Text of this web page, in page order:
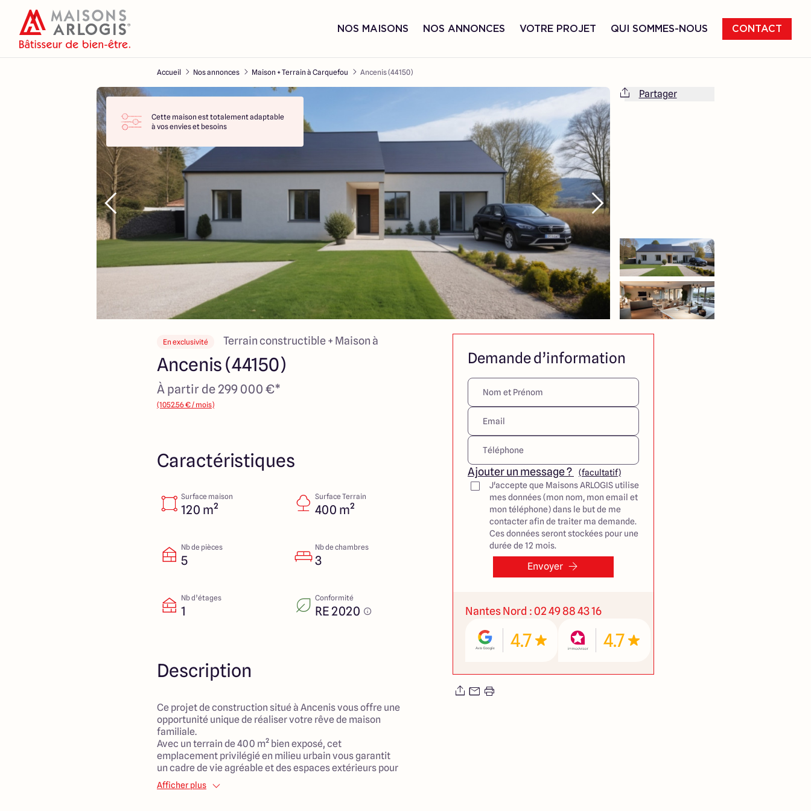
NOS MAISONS NOS ANNONCES VOTRE PROJET QUI SOMMES-NOUS CONTACT
Accueil Nos annonces Maison + Terrain à Carquefou Ancenis (44150)
Cette maison est totalement adaptable
à vos envies et besoins
Partager
En exclusivité Terrain constructible + Maison à
Ancenis (44150)
À partir de 299 000 €*
(1052.56 € / mois)
Caractéristiques
Surface maison
120 m²
Surface Terrain
400 m²
Nb de pièces
5
Nb de chambres
3
Nb d’étages
1
Conformité
RE 2020
Description
Ce projet de construction situé à Ancenis vous offre une
opportunité unique de réaliser votre rêve de maison
familiale.
Avec un terrain de 400 m² bien exposé, cet
emplacement privilégié en milieu urbain vous garantit
un cadre de vie agréable et des espaces extérieurs pour
profiter des belles journées ensoleillées.
Afficher plus
Demande d’information
Ajouter un message ?
(facultatif)
J'accepte que Maisons ARLOGIS utilise
mes données (mon nom, mon email et
mon téléphone) dans le but de me
contacter afin de traiter ma demande.
Ces données seront stockées pour une
durée de 12 mois.
Envoyer
Nantes Nord : 02 49 88 43 16
4.7 4.7